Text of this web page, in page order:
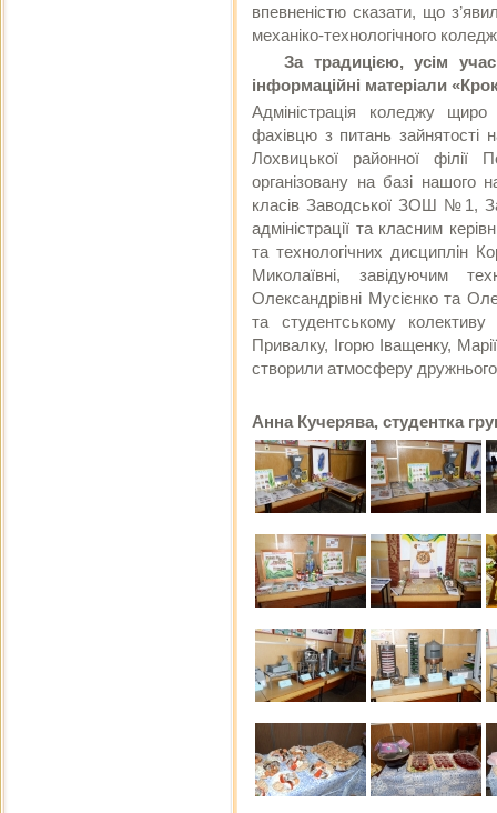
впевненістю сказати, що
механіко-технологічного
За традицією, усім
інформаційні матеріали
Адміністрація коледжу
фахівцю з питань зайнятості
Лохвицької районної філії
організовану на базі нашого
класів Заводської ЗОШ
адміністрації та класним
та технологічних дисциплін
Миколаївні, завідуючим
Олександрівні Мусієнко та
та студентському
Привалку, Ігорю Іващенку,
створили атмосферу дружнього
Анна Кучерява, студентка